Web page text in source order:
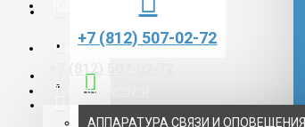
+7 (812) 507-02-72
О нас
Товары и услуги
АППАРАТУРА СВЯЗИ И ОПОВЕЩЕНИЯ